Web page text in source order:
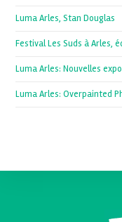
Luma Arles, Stan Douglas
Festival Les Suds à Arles,
Luma Arles: Nouvelles
Luma Arles: Overpainted